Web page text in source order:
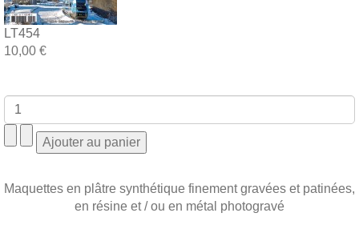
LT454
10,00 €
Maquettes en plâtre synthétique finement gravées et patinées,
en résine et / ou en métal photogravé